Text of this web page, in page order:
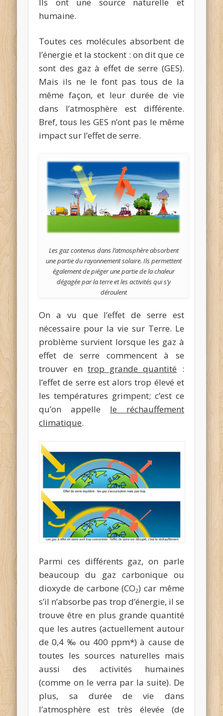
Ils ont une source naturelle et
humaine.
Toutes ces molécules absorbent de
l’énergie et la stockent : on dit que ce
sont des gaz à effet de serre (GES).
Mais ils ne le font pas tous de la
même façon, et leur durée de vie
dans l’atmosphère est différente.
Bref, tous les GES n’ont pas le même
impact sur l’effet de serre.
Les gaz contenus dans l’atmosphère absorbent
une partie du rayonnement solaire. Ils permettent
également de piéger une partie de la chaleur
dégagée par la terre et les activités qui s’y
déroulent
On a vu que l’effet de serre est
nécessaire pour la vie sur Terre. Le
problème survient lorsque les gaz à
effet de serre commencent à se
trouver en trop grande quantité :
l’effet de serre est alors trop élevé et
les températures grimpent; c’est ce
qu’on appelle le réchauffement
climatique.
Parmi ces différents gaz, on parle
beaucoup du gaz carbonique ou
dioxyde de carbone (CO2) car même
s’il n’absorbe pas trop d’énergie, il se
trouve être en plus grande quantité
que les autres (actuellement autour
de 0,4 ‰ ou 400 ppm*) à cause de
toutes les sources naturelles mais
aussi des activités humaines
(comme on le verra par la suite). De
plus, sa durée de vie dans
l’atmosphère est très élevée (de